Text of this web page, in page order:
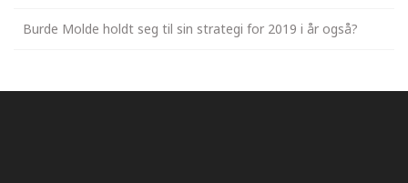
Burde Molde holdt seg til sin strategi for 2019 i år også?